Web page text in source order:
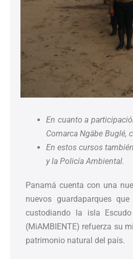
En cuanto a
Comarca Ngäbe Buglé,
En estos cursos
y la Policía Ambiental.
Panamá cuenta con una
nuevos guardaparques
custodiando la isla
(MiAMBIENTE) refuerza su
patrimonio natural del país.